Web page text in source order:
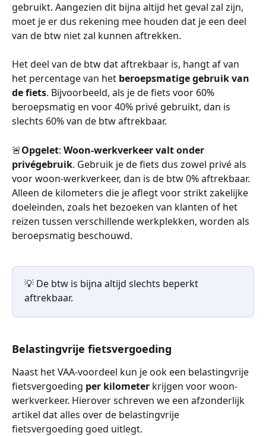
gebruikt. Aangezien dit bijna altijd het geval zal zijn,
moet je er dus rekening mee houden dat je een deel
van de btw niet zal kunnen aftrekken.
Het deel van de btw dat aftrekbaar is, hangt af van
het percentage van het beroepsmatige gebruik van
de fiets. Bijvoorbeeld, als je de fiets voor 60%
beroepsmatig en voor 40% privé gebruikt, dan is
slechts 60% van de btw aftrekbaar.
🚨Opgelet: Woon-werkverkeer valt onder
privégebruik. Gebruik je de fiets dus zowel privé als
voor woon-werkverkeer, dan is de btw 0% aftrekbaar.
Alleen de kilometers die je aflegt voor strikt zakelijke
doeleinden, zoals het bezoeken van klanten of het
reizen tussen verschillende werkplekken, worden als
beroepsmatig beschouwd.
💡 De btw is bijna altijd slechts beperkt
aftrekbaar.
Belastingvrije fietsvergoeding
Naast het VAA-voordeel kun je ook een belastingvrije
fietsvergoeding per kilometer krijgen voor woon-
werkverkeer. Hierover schreven we een afzonderlijk
artikel dat alles over de belastingvrije
fietsvergoeding goed uitlegt.